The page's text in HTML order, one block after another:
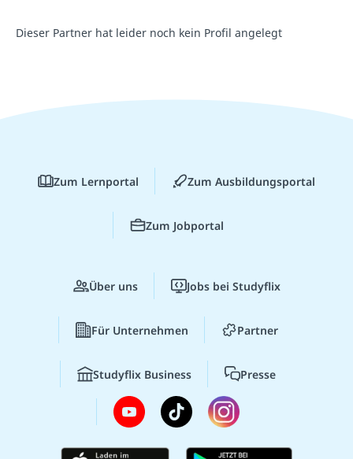
Dieser Partner hat leider noch kein Profil angelegt
Zum Lernportal Zum Ausbildungsportal
Zum Jobportal
Über uns Jobs bei Studyflix
Für Unternehmen Partner
Studyflix Business Presse